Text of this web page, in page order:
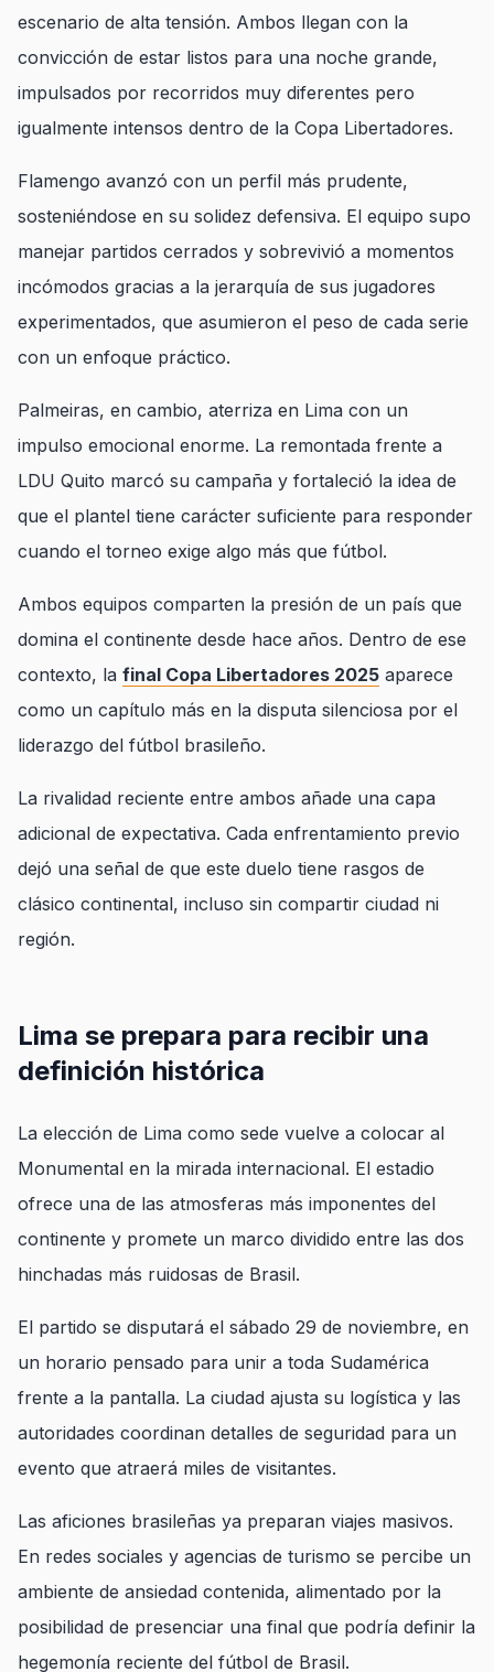
escenario de alta tensión. Ambos llegan con la
convicción de estar listos para una noche grande,
impulsados por recorridos muy diferentes pero
igualmente intensos dentro de la Copa Libertadores.
Flamengo avanzó con un perfil más prudente,
sosteniéndose en su solidez defensiva. El equipo supo
manejar partidos cerrados y sobrevivió a momentos
incómodos gracias a la jerarquía de sus jugadores
experimentados, que asumieron el peso de cada serie
con un enfoque práctico.
Palmeiras, en cambio, aterriza en Lima con un
impulso emocional enorme. La remontada frente a
LDU Quito marcó su campaña y fortaleció la idea de
que el plantel tiene carácter suficiente para responder
cuando el torneo exige algo más que fútbol.
Ambos equipos comparten la presión de un país que
domina el continente desde hace años. Dentro de ese
contexto, la final Copa Libertadores 2025 aparece
como un capítulo más en la disputa silenciosa por el
liderazgo del fútbol brasileño.
La rivalidad reciente entre ambos añade una capa
adicional de expectativa. Cada enfrentamiento previo
dejó una señal de que este duelo tiene rasgos de
clásico continental, incluso sin compartir ciudad ni
región.
Lima se prepara para recibir una
definición histórica
La elección de Lima como sede vuelve a colocar al
Monumental en la mirada internacional. El estadio
ofrece una de las atmosferas más imponentes del
continente y promete un marco dividido entre las dos
hinchadas más ruidosas de Brasil.
El partido se disputará el sábado 29 de noviembre, en
un horario pensado para unir a toda Sudamérica
frente a la pantalla. La ciudad ajusta su logística y las
autoridades coordinan detalles de seguridad para un
evento que atraerá miles de visitantes.
Las aficiones brasileñas ya preparan viajes masivos.
En redes sociales y agencias de turismo se percibe un
ambiente de ansiedad contenida, alimentado por la
posibilidad de presenciar una final que podría definir la
hegemonía reciente del fútbol de Brasil.